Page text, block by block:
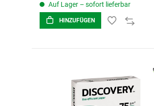
Auf Lager – sofort lieferbar
HINZUFÜGEN